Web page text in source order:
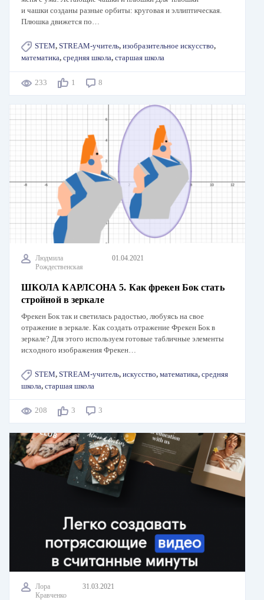
и чашки созданы разные орбиты: круговая и эллиптическая.
Плюшка движется по…
STEM, STREAM-учитель, изобразительное искусство,
математика, средняя школа, старшая школа
233 1 8
Людмила
Рождественская
01.04.2021
ШКОЛА КАРЛСОНА 5. Как фрекен Бок стать
стройной в зеркале
Фрекен Бок так и светилась радостью, любуясь на свое
отражение в зеркале. Как создать отражение Фрекен Бок в
зеркале? Для этого используем готовые табличные элементы
исходного изображения Фрекен…
STEM, STREAM-учитель, искусство, математика, средняя
школа, старшая школа
208 3 3
Лора
Кравченко
31.03.2021